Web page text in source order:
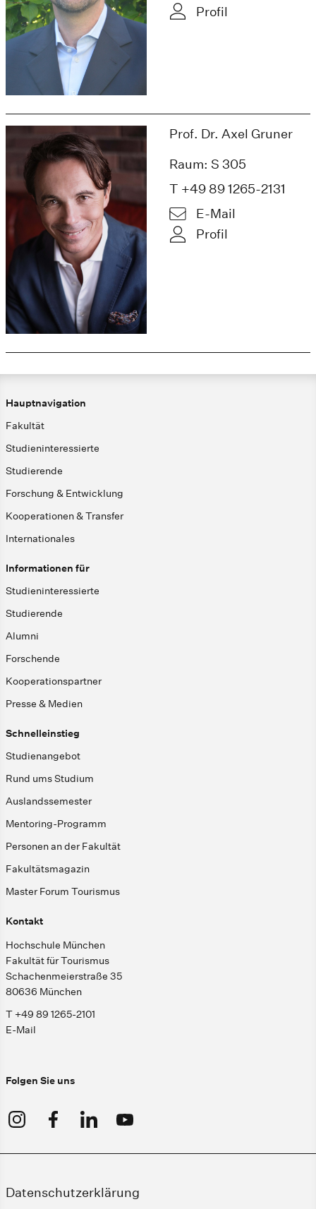
Profil
Prof. Dr. Axel Gruner
Raum: S 305
T +49 89 1265-2131
E-Mail
Profil
Hauptnavigation
Fakultät
Studieninteressierte
Studierende
Forschung & Entwicklung
Kooperationen & Transfer
Internationales
Informationen für
Studieninteressierte
Studierende
Alumni
Forschende
Kooperationspartner
Presse & Medien
Schnelleinstieg
Studienangebot
Rund ums Studium
Auslandssemester
Mentoring-Programm
Personen an der Fakultät
Fakultätsmagazin
Master Forum Tourismus
Kontakt
Hochschule München
Fakultät für Tourismus
Schachenmeierstraße 35
80636 München
T +49 89 1265-2101
E-Mail
Folgen Sie uns
Datenschutzerklärung